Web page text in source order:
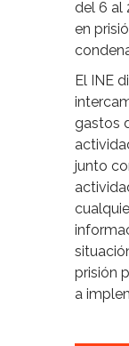
del 6 al
en
El INE
gastos
junto
prisión
a